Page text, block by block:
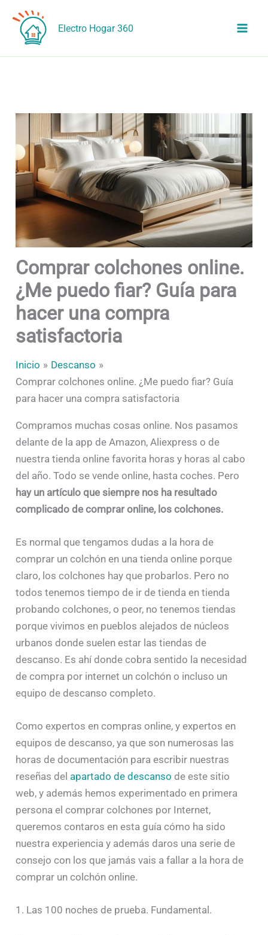
contenido
Electro Hogar 360
Comprar colchones online.
¿Me puedo fiar? Guía para
hacer una compra
satisfactoria
Inicio
Descanso
Comprar colchones online. ¿Me puedo fiar? Guía
para hacer una compra satisfactoria
Compramos muchas cosas online. Nos pasamos
delante de la app de Amazon, Aliexpress o de
nuestra tienda online favorita horas y horas al cabo
del año. Todo se vende online, hasta coches. Pero
hay un artículo que siempre nos ha resultado
complicado de comprar online, los colchones.
Es normal que tengamos dudas a la hora de
comprar un colchón en una tienda online porque
claro, los colchones hay que probarlos. Pero no
todos tenemos tiempo de ir de tienda en tienda
probando colchones, o peor, no tenemos tiendas
porque vivimos en pueblos alejados de núcleos
urbanos donde suelen estar las tiendas de
descanso. Es ahí donde cobra sentido la necesidad
de compra por internet un colchón o incluso un
equipo de descanso completo.
Como expertos en compras online, y expertos en
equipos de descanso, ya que son numerosas las
horas de documentación para escribir nuestras
reseñas del apartado de descansode este sitio
web, y además hemos experimentado en primera
persona el comprar colchones por Internet,
queremos contaros en esta guía cómo ha sido
nuestra experiencia y además daros una serie de
consejo con los que jamás vais a fallar a la hora de
comprar un colchón online.
1. Las 100 noches de prueba. Fundamental.